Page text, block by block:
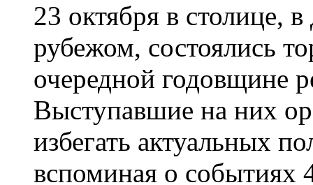
23 октября в столице,
рубежом, состоялись
очередной годовщине
Выступавшие на них
избегать актуальных
вспоминая о событиях